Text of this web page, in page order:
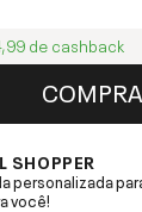
de cashback
SHOPPER
personalizada
você!